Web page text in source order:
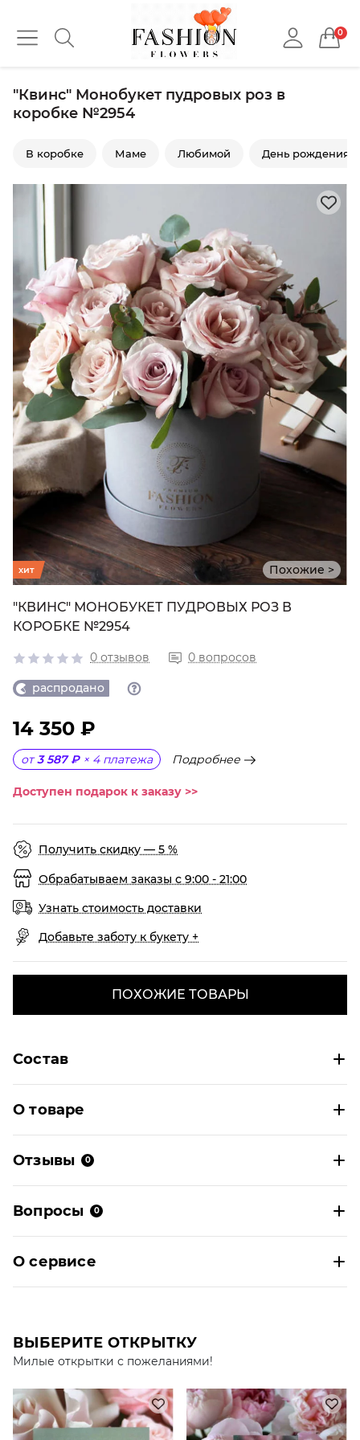
0
"Квинс" Монобукет пудровых роз в
коробке №2954
В коробке Маме Любимой День рождения
Похожие >
хит
"КВИНС" МОНОБУКЕТ ПУДРОВЫХ РОЗ В
КОРОБКЕ №2954
0 отзывов 0 вопросов
распродано
14 350 ₽
от 3 587 ₽ × 4 платежа Подробнее
Доступен подарок к заказу >>
Получить скидку — 5 %
Обрабатываем заказы с 9:00 - 21:00
Узнать стоимость доставки
Добавьте заботу к букету +
ПОХОЖИЕ ТОВАРЫ
Состав
О товаре
Отзывы 0
Вопросы 0
О сервисе
ВЫБЕРИТЕ ОТКРЫТКУ
Милые открытки с пожеланиями!